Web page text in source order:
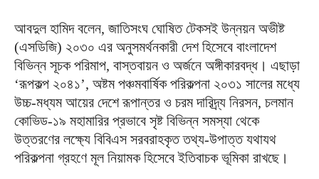
আবদুল হামিদ বলেন, জাতিসংঘ ঘোষিত টেকসই উন্নয়ন অভীষ্ট
(এসডিজি) ২০৩০ এর অনুসমর্থনকারী দেশ হিসেবে বাংলাদেশ
বিভিন্ন সূচক পরিমাপ, বাস্তবায়ন ও অর্জনে অঙ্গীকারবদ্ধ। এছাড়া
‘রূপকল্প ২০৪১’, অষ্টম পঞ্চমবার্ষিক পরিকল্পনা ২০৩১ সালের মধ্যে
উচ্চ-মধ্যম আয়ের দেশে রূপান্তর ও চরম দারিদ্র্য নিরসন, চলমান
কোভিড-১৯ মহামারির প্রভাবে সৃষ্ট বিভিন্ন সমস্যা থেকে
উত্তরণের লক্ষ্যে বিবিএস সরবরাহকৃত তথ্য-উপাত্ত যথাযথ
পরিকল্পনা গ্রহণে মূল নিয়ামক হিসেবে ইতিবাচক ভূমিকা রাখছে।